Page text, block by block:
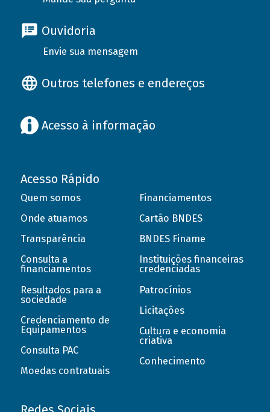
Ouvidoria
Envie sua mensagem
Outros telefones e endereços
Acesso à informação
Acesso Rápido
Quem somos
Onde atuamos
Transparência
Consulta a
financiamentos
Resultados para a
sociedade
Credenciamento de
Equipamentos
Consulta PAC
Moedas contratuais
Financiamentos
Cartão BNDES
BNDES Finame
Instituições financeiras
credenciadas
Patrocínios
Licitações
Cultura e economia
criativa
Conhecimento